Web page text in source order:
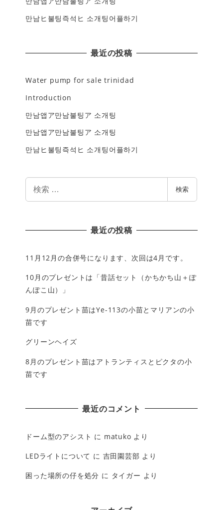
만남ヒ불팅즉석ヒ 소개팅어플하기
最近の投稿
Water pump for sale trinidad
Introduction
만남앱ア만남불팅ア 소개팅
만남앱ア만남불팅ア 소개팅
만남ヒ불팅즉석ヒ 소개팅어플하기
検索
最近の投稿
11月12月の合併号になります、次回は4月です。
10月のプレゼントは「昔話セット（かちかち山＋ぽ
んぽこ山）」
9月のプレゼント苗はYe-113の小苗とマリアンの小
苗です
グリーンヘイズ
8月のプレゼント苗はアトランティスとピクタの小
苗です
最近のコメント
ドーム型のアシスト に matuko より
LEDライトについて に 吉田園芸部 より
困った場所の仔を処分 に タイガー より